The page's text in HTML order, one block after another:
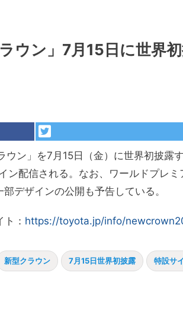
ウン」7月15日に世界
ウン」を7月15日（金）に世界初披露
ン配信される。なお、ワールドプレ
デザインの公開も予告している。
： https://toyota.jp/info/
新型クラウン 7月15日世界初披露 特設サ